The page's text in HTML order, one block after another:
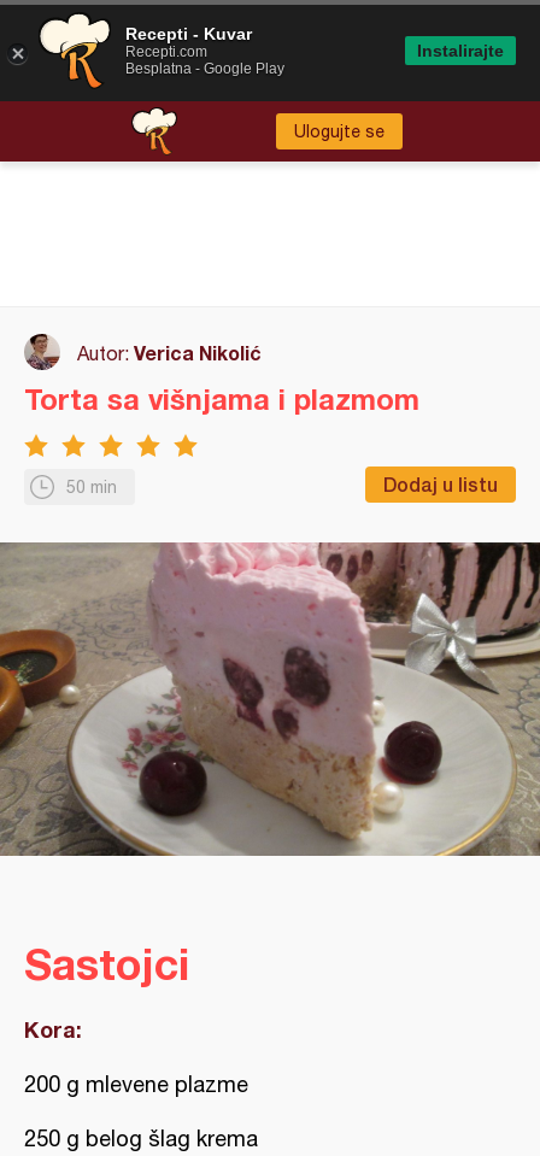
Ulogujte se
Autor: Verica Nikolić
50 min Dodaj u listu
Torta sa višnjama i plazmom
Sastojci
Kora:
200 g mlevene plazme
250 g belog šlag krema
Recepti - Kuvar
Recepti.com
Besplatna - Google Play
Instalirajte